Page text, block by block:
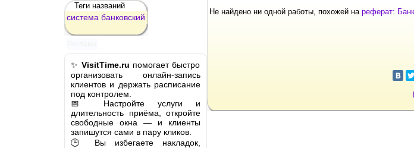
Теги названий
система банковский
✨ VisitTime.ru помогает быстро
организовать онлайн-запись
клиентов и держать расписание
под контролем.
📅 Настройте услуги и
длительность приёма, откройте
свободные окна — и клиенты
запишутся сами в пару кликов.
🕒 Вы избегаете накладок,
Не найдено ни одной работы, похожей на реферат: